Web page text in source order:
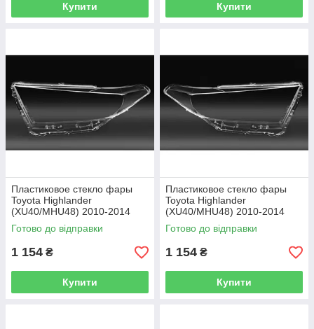
Купити Купити
Пластиковое стекло фары
Toyota Highlander
(XU40/MHU48) 2010-2014
левое (водительское)
Готово до відправки
1 154 ₴
Купити
Пластиковое стекло фары
Toyota Highlander
(XU40/MHU48) 2010-2014
правое (пассажирское)
Готово до відправки
1 154 ₴
Купити